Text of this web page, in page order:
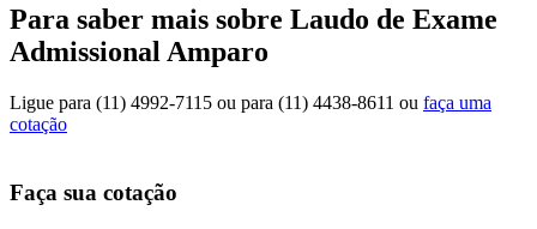
Para saber mais sobre Laudo de Exame
Admissional Amparo
Ligue para (11) 4992-7115 ou para (11) 4438-8611 ou faça uma
cotação
Faça sua cotação